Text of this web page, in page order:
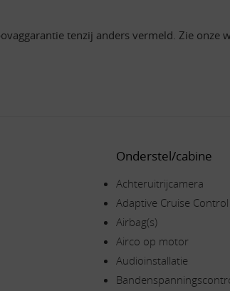
tenzij anders vermeld. Zie onze
Onderstel/cabine
Achteruitrijcamera
Adaptive Cruise Control
Airbag(s)
Airco op motor
Audioinstallatie